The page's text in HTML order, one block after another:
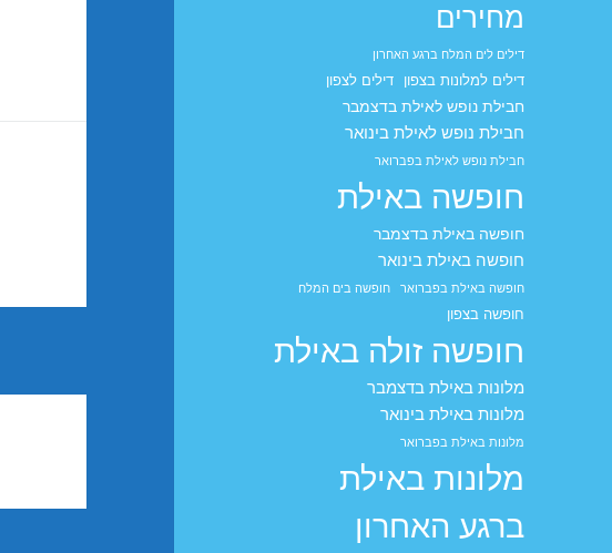
מחירים
דילים לים המלח ברגע האחרון
דילים למלונות בצפון דילים לצפון
חבילת נופש לאילת בדצמבר
חבילת נופש לאילת בינואר
חבילת נופש לאילת בפברואר
חופשה באילת
חופשה באילת בדצמבר
חופשה באילת בינואר
חופשה באילת בפברואר חופשה בים המלח
חופשה בצפון
חופשה זולה באילת
מלונות באילת בדצמבר
מלונות באילת בינואר
מלונות באילת בפברואר
מלונות באילת
ברגע האחרון